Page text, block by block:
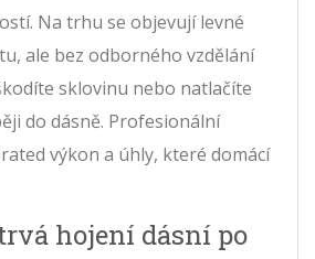
Na trhu se objevují levné
ale bez odborného vzdělání
sklovinu nebo natlačíte
do dásně. Profesionální
výkon a úhly, které domácí
hojení dásní po